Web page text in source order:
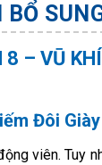
– VŪ
Đôi
viên. Tuy